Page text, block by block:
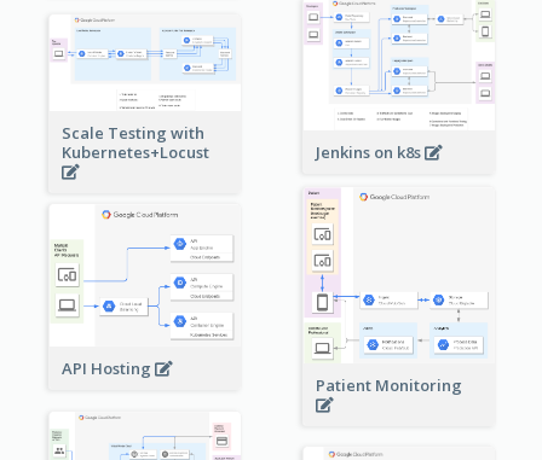
Jenkins on k8s
Scale Testing with
Kubernetes+Locust
Patient Monitoring
API Hosting